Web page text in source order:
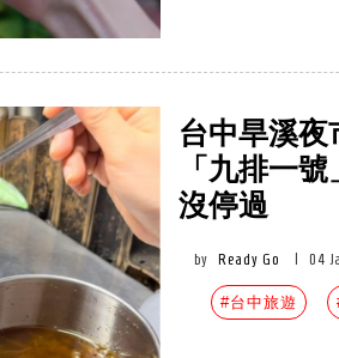
台中旱溪夜
「九排一
沒停過
by Ready Go 04
#台中旅遊